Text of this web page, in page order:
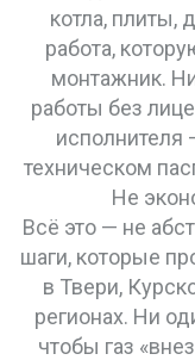
котла, плиты,
работа,
монтажник.
работы без
исполнителя
техническом
Не
Всё это — не
шаги, которые
в Твери,
регионах. Ни
чтобы газ